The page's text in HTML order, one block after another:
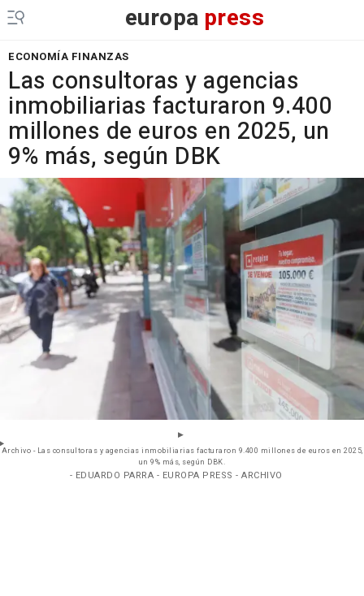
europa press
ECONOMÍA FINANZAS
Las consultoras y agencias
inmobiliarias facturaron 9.400
millones de euros en 2025, un
9% más, según DBK
Archivo - Las consultoras y agencias inmobiliarias facturaron 9.400 millones de euros en 2025,
un 9% más, según DBK.
- EDUARDO PARRA - EUROPA PRESS - ARCHIVO